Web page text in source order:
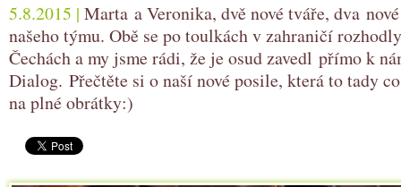
5.8.2015 | Marta a Veronika, dvě nové tváře, dva
našeho týmu. Obě se po toulkách v zahraničí
Čechách a my jsme rádi, že je osud zavedl přímo k
Dialog. Přečtěte si o naší nové posile, která to tady
na plné obrátky:)